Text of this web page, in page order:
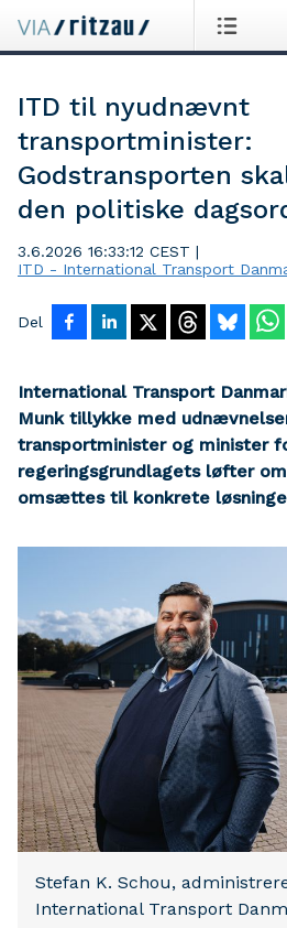
ITD til nyudnævnt
transportminister:
Godstransporten
den politiske
3.6.2026 16:33:12 CEST |
ITD - International Transport
Del
International Transport
Munk tillykke med
transportminister og minister
regeringsgrundlagets løfter
omsættes til konkrete
Stefan K. Schou,
International Transport